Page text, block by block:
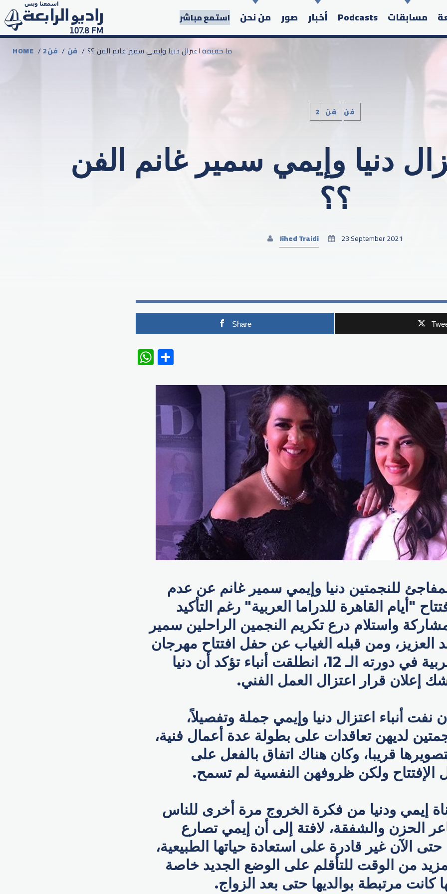
مسابقات Podcasts أخبار صور من نحن استمع مباشر
Search in the website:
HOME / 2فن / فن / ما حقيقة اعتزال دنيا وإيمي سمير غانم الفن ؟؟
2فن فن
دنيا وإيمي سمير غانم الفن
؟؟
Jihed Traidi 23 September 2021
Share
WhatsApp
للنجمتين دنيا وإيمي سمير غانم عن عدم
"أيام القاهرة للدراما العربية" رغم التأكيد
واستلام درع تكريم النجمين الراحلين سمير
العزيز، ومن قبله الغياب عن حفل افتتاح مهرجان
الفضائيات العربية في دورته الـ 12، انطلقت أنباء تؤكد أن دنيا
إعلان قرار اعتزال العمل الفني.
نفت أنباء اعتزال دنيا وإيمي جملة وتفصيلاً،
لديهن تعاقدات على بطولة عدة أعمال فنية،
قريبا، وكان هناك اتفاق بالفعل على
ولكن ظروفهن النفسية لم تسمح.
إيمي ودنيا من فكرة الخروج مرة أخرى للناس
الحزن والشفقة، لافتة إلى أن إيمي تصارع
حتى الآن غير قادرة على استعادة حياتها الطبيعية،
من الوقت للتأقلم على الوضع الجديد خاصة
كانت مرتبطة بوالديها حتى بعد الزواج.